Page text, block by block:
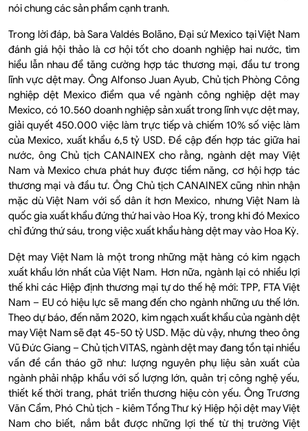
nói chung các sản phẩm cạnh tranh.
Trong lời đáp, bà Sara Valdés Bolãno, Đại sứ Mexico tại Việt Nam
đánh giá hội thảo là cơ hội tốt cho doanh nghiệp hai nước, tìm
hiểu lẫn nhau để tăng cường hợp tác thương mại, đầu tư trong
lĩnh vực dệt may. Ông Alfonso Juan Ayub, Chủ tịch Phòng Công
nghiệp dệt Mexico điểm qua về ngành công nghiệp dệt may
Mexico, có 10.560 doanh nghiệp sản xuất trong lĩnh vực dệt may,
giải quyết 450.000 việc làm trực tiếp và chiếm 10% số việc làm
của Mexico, xuất khẩu 6,5 tỷ USD. Đề cập đến hợp tác giữa hai
nước, ông Chủ tịch CANAINEX cho rằng, ngành dệt may Việt
Nam và Mexico chưa phát huy được tiềm năng, cơ hội hợp tác
thương mại và đầu tư. Ông Chủ tịch CANAINEX cũng nhìn nhận
mặc dù Việt Nam với số dân ít hơn Mexico, nhưng Việt Nam là
quốc gia xuất khẩu đứng thứ hai vào Hoa Kỳ, trong khi đó Mexico
chỉ đứng thứ sáu, trong việc xuất khẩu hàng dệt may vào Hoa Kỳ.
Dệt may Việt Nam là một trong những mặt hàng có kim ngạch
xuất khẩu lớn nhất của Việt Nam. Hơn nữa, ngành lại có nhiều lợi
thế khi các Hiệp định thương mại tự do thế hệ mới: TPP, FTA Việt
Nam – EU có hiệu lực sẽ mang đến cho ngành những ưu thế lớn.
Theo dự báo, đến năm 2020, kim ngạch xuất khẩu của ngành dệt
may Việt Nam sẽ đạt 45-50 tỷ USD. Mặc dù vậy, nhưng theo ông
Vũ Đức Giang – Chủ tịch VITAS, ngành dệt may đang tồn tại nhiều
vấn đề cần tháo gỡ như: lượng nguyên phụ liệu sản xuất của
ngành phải nhập khẩu với số lượng lớn, quản trị công nghệ yếu,
thiết kế thời trang, phát triển thương hiệu còn yếu. Ông Trương
Văn Cẩm, Phó Chủ tịch - kiêm Tổng Thư ký Hiệp hội dệt may Việt
Nam cho biết, nắm bắt được những lợi thế từ thị trường Việt